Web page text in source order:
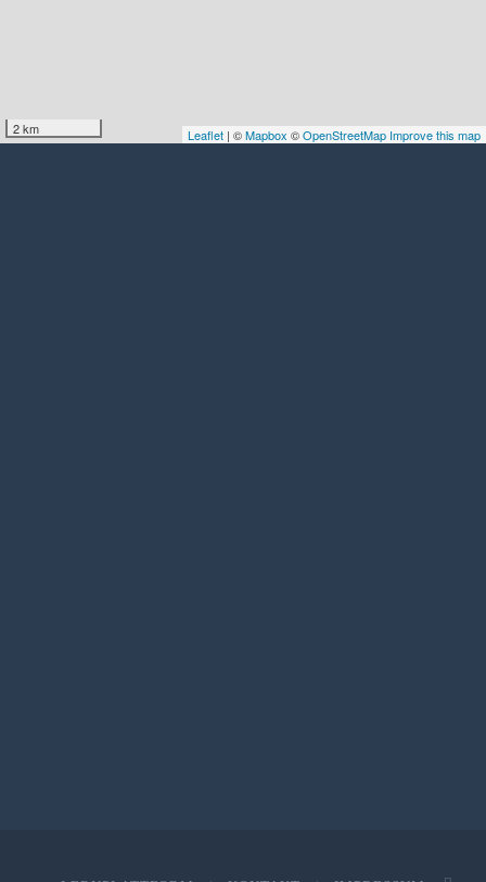
2 km Leaflet | ©Mapbox ©OpenStreetMap Improve this map